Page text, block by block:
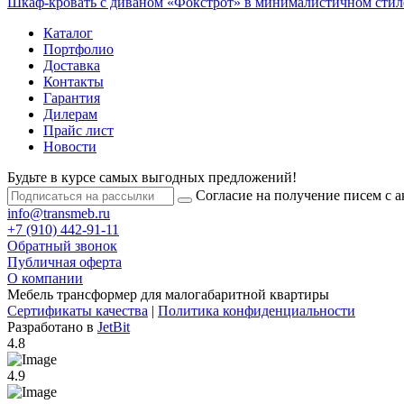
Каталог
Портфолио
Доставка
Контакты
Гарантия
Дилерам
Прайс лист
Новости
Будьте в курсе самых выгодных предложений!
Согласие на получение писем с
info@transmeb.ru
+7 (910) 442-91-11
Обратный звонок
Публичная оферта
О компании
Мебель трансформер для малогабаритной квартиры
Сертификаты качества | Политика конфиденциальности
Разработано в JetBit
4.8
4.9